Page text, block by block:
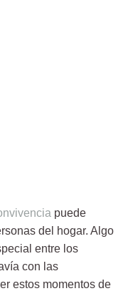
puede
del hogar. Algo
entre los
con las
estos momentos de